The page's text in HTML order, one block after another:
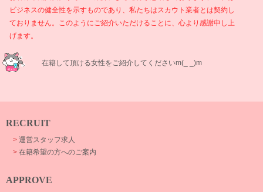
ビジネスの健全性を示すものであり、私たちはスカウト業者とは契約し
ておりません。このようにご紹介いただけることに、心より感謝申し上
げます。
在籍して頂ける女性をご紹介してくださいm(_ _)m
RECRUIT
> 運営スタッフ求人
> 在籍希望の方へのご案内
APPROVE